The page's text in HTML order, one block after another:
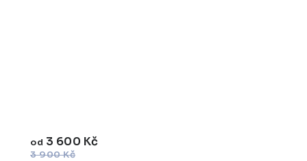
od 3 600 Kč
3 900 Kč